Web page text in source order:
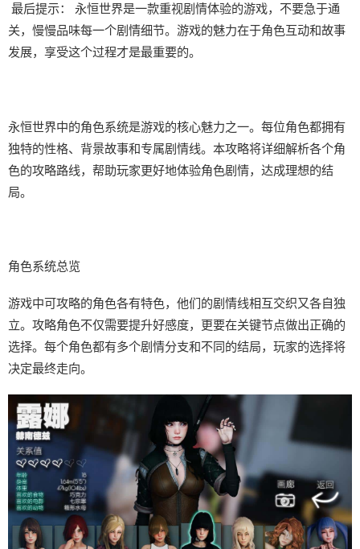
最后提示： 永恒世界是一款重视剧情体验的游戏，不要急于通
关，慢慢品味每一个剧情细节。游戏的魅力在于角色互动和故事
发展，享受这个过程才是最重要的。
永恒世界中的角色系统是游戏的核心魅力之一。每位角色都拥有
独特的性格、背景故事和专属剧情线。本攻略将详细解析各个角
色的攻略路线，帮助玩家更好地体验角色剧情，达成理想的结
局。
角色系统总览
游戏中可攻略的角色各有特色，他们的剧情线相互交织又各自独
立。攻略角色不仅需要提升好感度，更要在关键节点做出正确的
选择。每个角色都有多个剧情分支和不同的结局，玩家的选择将
决定最终走向。